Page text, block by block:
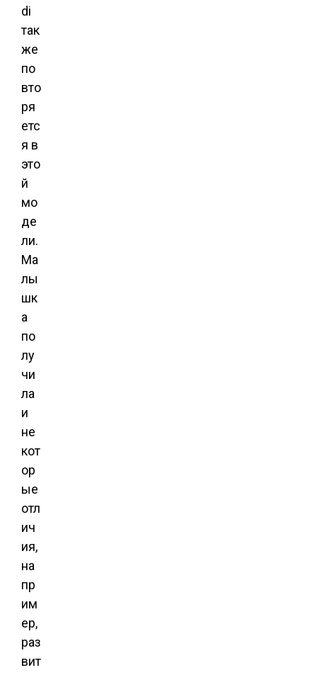
di
так
же
по
вто
ря
етс
я в
это
й
мо
де
ли.
Ма
лы
шк
а
по
лу
чи
ла
и
не
кот
ор
ые
отл
ич
ия,
на
пр
им
ер,
раз
вит